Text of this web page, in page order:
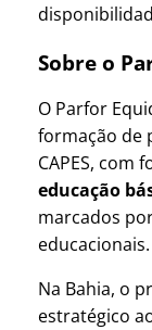
Sobre o
O Parfor
formação de
CAPES, com
educação
marcados
educacionais.
Na Bahia, o
estratégico